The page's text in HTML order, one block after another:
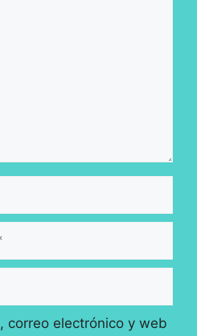
correo electrónico y web